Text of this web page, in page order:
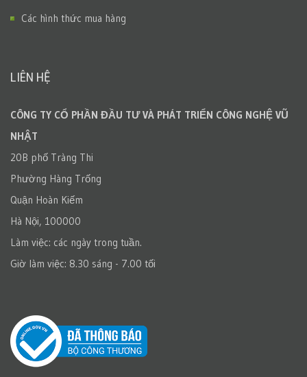
Các hình thức mua hàng
LIÊN HỆ
CÔNG TY CỔ PHẦN ĐẦU TƯ VÀ PHÁT TRIỂN CÔNG NGHỆ VŨ
NHẬT
20B phố Tràng Thi
Phường Hàng Trống
Quận Hoàn Kiếm
Hà Nội, 100000
Làm việc: các ngày trong tuần.
Giờ làm việc: 8.30 sáng - 7.00 tối